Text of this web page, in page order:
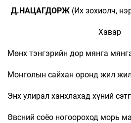
Д.НАЦАГДОРЖ(Их зохиолч,
Хавар
Мөнх тэнгэрийн дор мянга
Монголын сайхан оронд жил
Энх улирал ханхлахад хүний
Өвсний соёо ногоороход морь